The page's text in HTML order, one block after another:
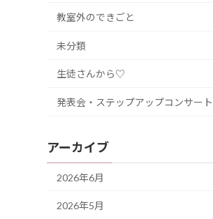
教室外のできごと
未分類
生徒さんから♡
発表会・ステップアップコンサート
アーカイブ
2026年6月
2026年5月